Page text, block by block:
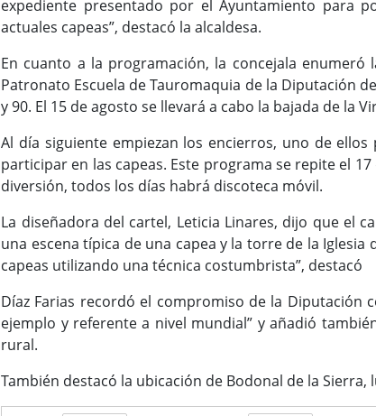
expediente presentado por el Ayuntamiento para
actuales capeas”, destacó la alcaldesa.
En cuanto a la programación, la concejala
Patronato Escuela de Tauromaquia de la Diputación
y 90. El 15 de agosto se llevará a cabo la bajada de la
Al día siguiente empiezan los encierros, uno de
participar en las capeas. Este programa se repite el
diversión, todos los días habrá discoteca móvil.
La diseñadora del cartel, Leticia Linares, dijo que el
una escena típica de una capea y la torre de la
capeas utilizando una técnica costumbrista”, destacó
Díaz Farias recordó el compromiso de la Diputación
ejemplo y referente a nivel mundial” y añadió
rural.
También destacó la ubicación de Bodonal de la